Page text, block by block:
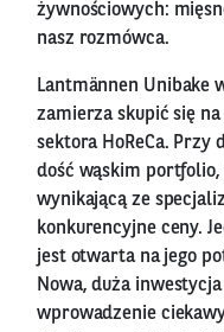
żywnościowych:
nasz rozmówca.
Lantmännen Unibake
zamierza skupić się
sektora HoReCa. Przy
dość wąskim portfolio,
wynikającą ze
konkurencyjne ceny.
jest otwarta na jego
Nowa, duża
wprowadzenie